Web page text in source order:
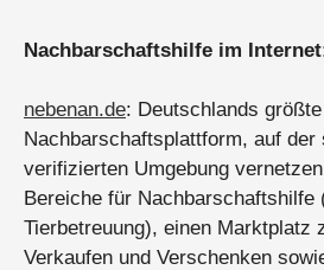
Nachbarschaftshilfe im
nebenan.de: Deutschlands größte
Nachbarschaftsplattform, auf
verifizierten Umgebung
Bereiche für Nachbarschaftshilfe
Tierbetreuung), einen Marktplatz
Verkaufen und Verschenken